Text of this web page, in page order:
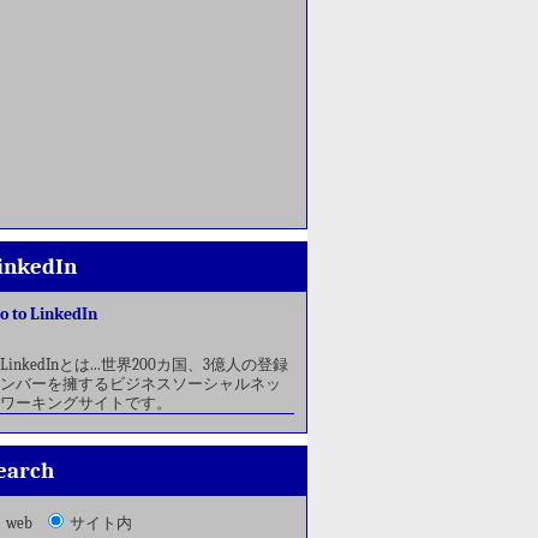
to LinkedIn
とは...世界200カ国、3億人の登録
ンバーを擁するビジネスソーシャルネッ
ワーキングサイトです。
web サイト内